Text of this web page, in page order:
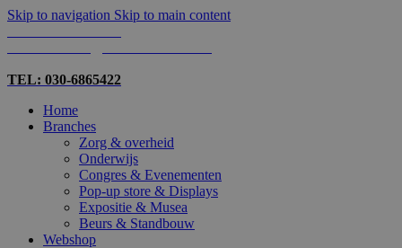
Skip to navigation Skip to main content
TEL: 030-6865422
Home
Branches
Zorg & overheid
Onderwijs
Congres & Evenementen
Pop-up store & Displays
Expositie & Musea
Beurs & Standbouw
Webshop